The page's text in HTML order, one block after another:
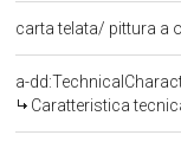
carta telata/ pittura a
a-
Caratteristica